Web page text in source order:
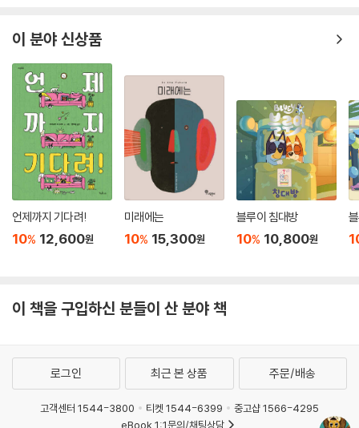
이 분야 신상품
언제까지 기다려!
10% 12,600원
미래에는
10% 15,300원
블루이 침대방
10% 10,800원
이 책을 구입하신 분들이 산 분야 책
로그인 최근 본 상품 주문/배송
고객센터 1544-3800 티켓 1544-6399
중고샵 1566-4295
eBook 1:1문의/채팅상담